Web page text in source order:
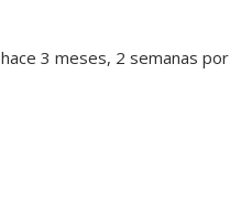
hace 3 meses, 2 semanas por